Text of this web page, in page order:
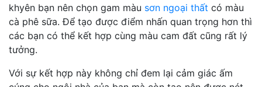
khyên bạn nên chọn gam màu sơn ngoại thất có màu
cà phê sữa. Để tạo được điểm nhấn quan trọng hơn thì
các bạn có thể kết hợp cùng màu cam đất cũng rất lý
tưởng.
Với sự kết hợp này không chỉ đem lại cảm giác ấm